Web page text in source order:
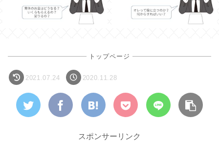
トップページ
2021.07.24 2020.11.28
スポンサーリンク